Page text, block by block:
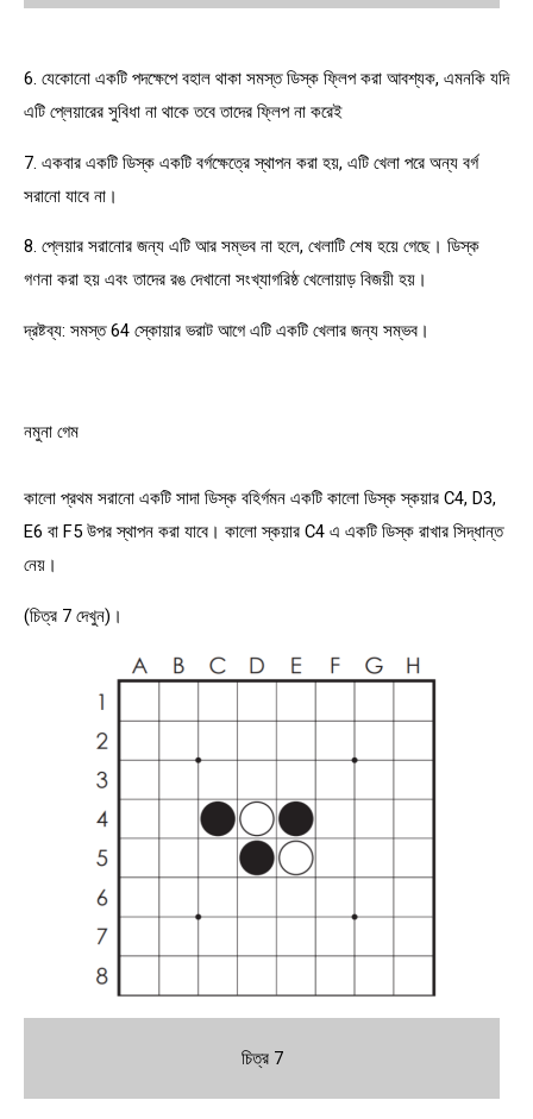
6. যেকোনো একটি পদক্ষেপে বহাল থাকা সমস্ত ডিস্ক ফ্লিপ করা আবশ্যক, এমনকি যদি
এটি প্লেয়ারের সুবিধা না থাকে তবে তাদের ফ্লিপ না করেই
7. একবার একটি ডিস্ক একটি বর্গক্ষেত্রে স্থাপন করা হয়, এটি খেলা পরে অন্য বর্গ
সরানো যাবে না।
8. প্লেয়ার সরানোর জন্য এটি আর সম্ভব না হলে, খেলাটি শেষ হয়ে গেছে। ডিস্ক
গণনা করা হয় এবং তাদের রঙ দেখানো সংখ্যাগরিষ্ঠ খেলোয়াড় বিজয়ী হয়।
দ্রষ্টব্য: সমস্ত 64 স্কোয়ার ভরাট আগে এটি একটি খেলার জন্য সম্ভব।
নমুনা গেম
কালো প্রথম সরানো একটি সাদা ডিস্ক বহির্গমন একটি কালো ডিস্ক স্কয়ার C4, D3,
E6 বা F5 উপর স্থাপন করা যাবে। কালো স্কয়ার C4 এ একটি ডিস্ক রাখার সিদ্ধান্ত
নেয়।
(চিত্র 7 দেখুন)।
চিত্র 7